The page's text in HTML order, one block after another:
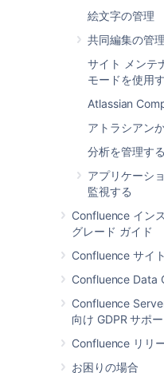
絵文字の管理
共同編集の管理
サイト メンテ
モードを使用
Atlassian
アトラシアン
分析を管理する
アプリケーシ
監視する
Confluence イン
グレード ガイド
Confluence サイ
Confluence Data
Confluence
向け GDPR サポ
Confluence リリ
お困りの場合
ックボックス
スクリーンショット
プチャの設定